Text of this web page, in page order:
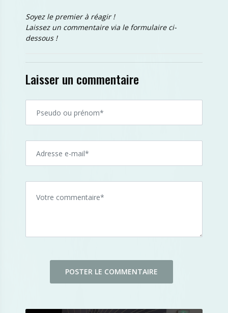
Soyez le premier à réagir !
Laissez un commentaire via le formulaire ci-
dessous !
Laisser un commentaire